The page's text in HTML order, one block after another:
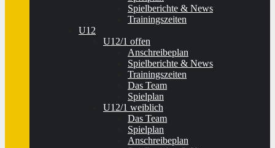
Spielberichte & News
Trainingszeiten
U12
U12/1 offen
Anschreibeplan
Spielberichte & News
Trainingszeiten
Das Team
Spielplan
U12/1 weiblich
Das Team
Spielplan
Anschreibeplan